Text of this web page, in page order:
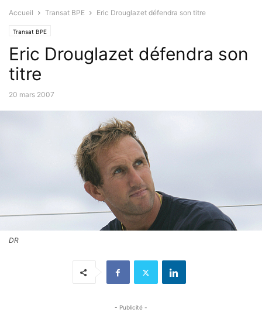
Accueil Transat BPE Eric Drouglazet défendra son titre
Transat BPE
Eric Drouglazet défendra son
titre
20 mars 2007
DR
- Publicité -